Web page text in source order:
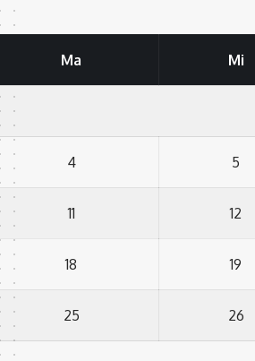
Ma Mi
4 5
11 12
18 19
25 26